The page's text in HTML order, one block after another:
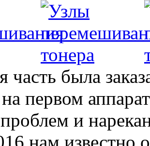
часть была
первом
и
нам известно